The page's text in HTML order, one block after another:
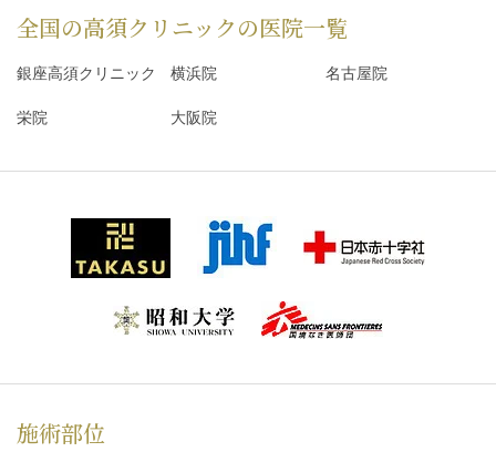
全国の高須クリニックの医院一覧
銀座高須クリニック 横浜院 名古屋院
栄院 大阪院
施術部位